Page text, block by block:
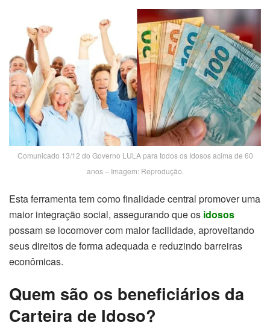
Comunicado 13/12 do Governo LULA para todos os Idosos acima de 60
anos – Imagem: Reprodução.
Esta ferramenta tem como finalidade central promover uma
maior integração social, assegurando que os idosos
possam se locomover com maior facilidade, aproveitando
seus direitos de forma adequada e reduzindo barreiras
econômicas.
Quem são os beneficiários da
Carteira de Idoso?